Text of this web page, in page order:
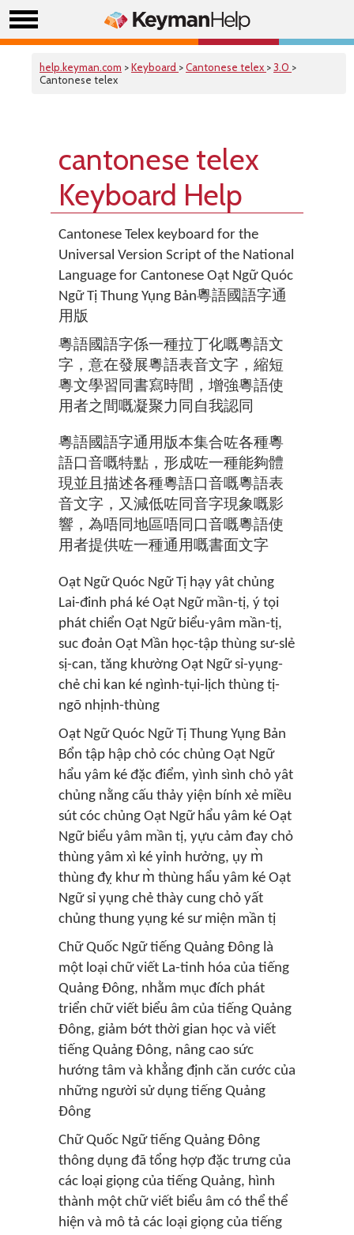
help.keyman.com >Keyboard >Cantonese telex >3.0 >
Cantonese telex
cantonese telex
Keyboard Help
Cantonese Telex keyboard for the
Universal Version Script of the National
Language for Cantonese Oạt Ngữ Quóc
Ngữ Tị Thung Yụng Bản粵語國語字通
用版
粵語國語字係一種拉丁化嘅粵語文
字，意在發展粵語表音文字，縮短
粵文學習同書寫時間，增強粵語使
用者之間嘅凝聚力同自我認同
粵語國語字通用版本集合咗各種粵
語口音嘅特點，形成咗一種能夠體
現並且描述各種粵語口音嘅粵語表
音文字，又減低咗同音字現象嘅影
響，為唔同地區唔同口音嘅粵語使
用者提供咗一種通用嘅書面文字
Oạt Ngữ Quóc Ngữ Tị hạy yât chủng
Lai-đinh phá ké Oạt Ngữ mần-tị, ý tọi
phát chiển Oạt Ngữ biểu-yâm mần-tị,
suc đoản Oạt Mần học-tập thùng sư-slẻ
sị-can, tăng khường Oạt Ngữ sỉ-yụng-
chẻ chi kan ké ngình-tụi-lịch thùng tị-
ngõ nhịnh-thùng
Oạt Ngữ Quóc Ngữ Tị Thung Yụng Bản
Bổn tập hập chỏ cóc chủng Oạt Ngữ
hẩu yâm ké đặc điểm, yình sình chỏ yât
chủng nằng cấu thảy yiện bính xẻ miều
sút cóc chủng Oạt Ngữ hẩu yâm ké Oạt
Ngữ biểu yâm mần tị, yựu cảm đay chỏ
thùng yâm xì ké yỉnh hưởng, ụy m̀
thùng đỵ khư m̀ thùng hẩu yâm ké Oạt
Ngữ sỉ yụng chẻ thày cung chỏ yất
chủng thung yụng ké sư miện mần tị
Chữ Quốc Ngữ tiếng Quảng Đông là
một loại chữ viết La-tinh hóa của tiếng
Quảng Đông, nhằm mục đích phát
triển chữ viết biểu âm của tiếng Quảng
Đông, giảm bớt thời gian học và viết
tiếng Quảng Đông, nâng cao sức
hướng tâm và khẳng định căn cước của
những người sử dụng tiếng Quảng
Đông
Chữ Quốc Ngữ tiếng Quảng Đông
thông dụng đã tổng hợp đặc trưng của
các loại giọng của tiếng Quảng, hình
thành một chữ viết biểu âm có thể thể
hiện và mô tả các loại giọng của tiếng